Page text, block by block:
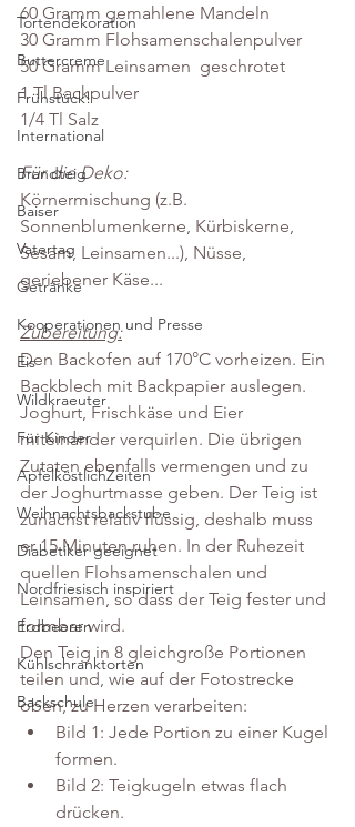
Tortendekoration
Buttercreme
Frühstück!
International
Brandteig
Baiser
Vatertag
Getränke
Kooperationen und Presse
Eis
Wildkraeuter
Für Kinder
ApfelköstlichZeiten
Weihnachtsbackstube
Diabetiker geeignet
Nordfriesisch inspiriert
Erdbeeren
Kühlschranktorten
Backschule
60 Gramm gemahlene Mandeln
30 Gramm Flohsamenschalenpulver
50 Gramm Leinsamen  geschrotet
1 Tl Backpulver
1/4 Tl Salz
Für die Deko:
Körnermischung (z.B.
Sonnenblumenkerne, Kürbiskerne,
Sesam, Leinsamen...), Nüsse,
geriebener Käse...
Zubereitung:
Den Backofen auf 170°C vorheizen. Ein
Backblech mit Backpapier auslegen.
Joghurt, Frischkäse und Eier
miteinander verquirlen. Die übrigen
Zutaten ebenfalls vermengen und zu
der Joghurtmasse geben. Der Teig ist
zunächst relativ flüssig, deshalb muss
er 15 Minuten ruhen. In der Ruhezeit
quellen Flohsamenschalen und
Leinsamen, so dass der Teig fester und
formbar wird.
Den Teig in 8 gleichgroße Portionen
teilen und, wie auf der Fotostrecke
oben, zu Herzen verarbeiten:
Bild 1: Jede Portion zu einer Kugel
formen.
Bild 2: Teigkugeln etwas flach
drücken.